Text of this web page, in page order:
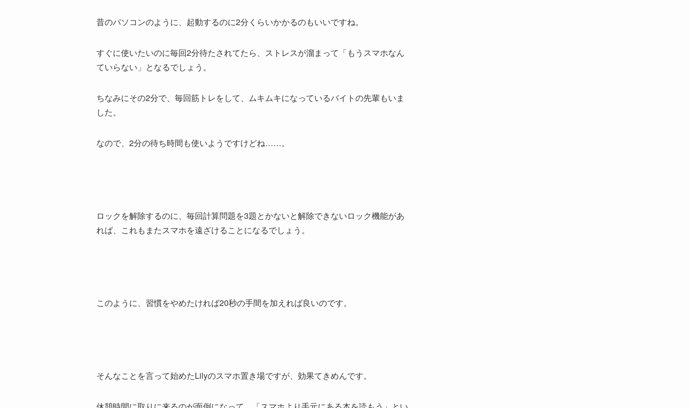
昔のパソコンのように、起動するのに2分くらいかかるのもいいですね。
すぐに使いたいのに毎回2分待たされてたら、ストレスが溜まって「もうスマホなん
ていらない」となるでしょう。
ちなみにその2分で、毎回筋トレをして、ムキムキになっているバイトの先輩もいま
した。
なので、2分の待ち時間も使いようですけどね……。
ロックを解除するのに、毎回計算問題を3題とかないと解除できないロック機能があ
れば、これもまたスマホを遠ざけることになるでしょう。
このように、習慣をやめたければ20秒の手間を加えれば良いのです。
そんなことを言って始めたLilyのスマホ置き場ですが、効果てきめんです。